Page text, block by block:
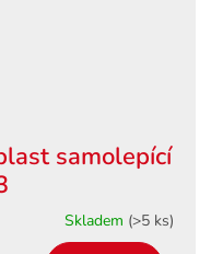
samolepící
Skladem (>5 ks)